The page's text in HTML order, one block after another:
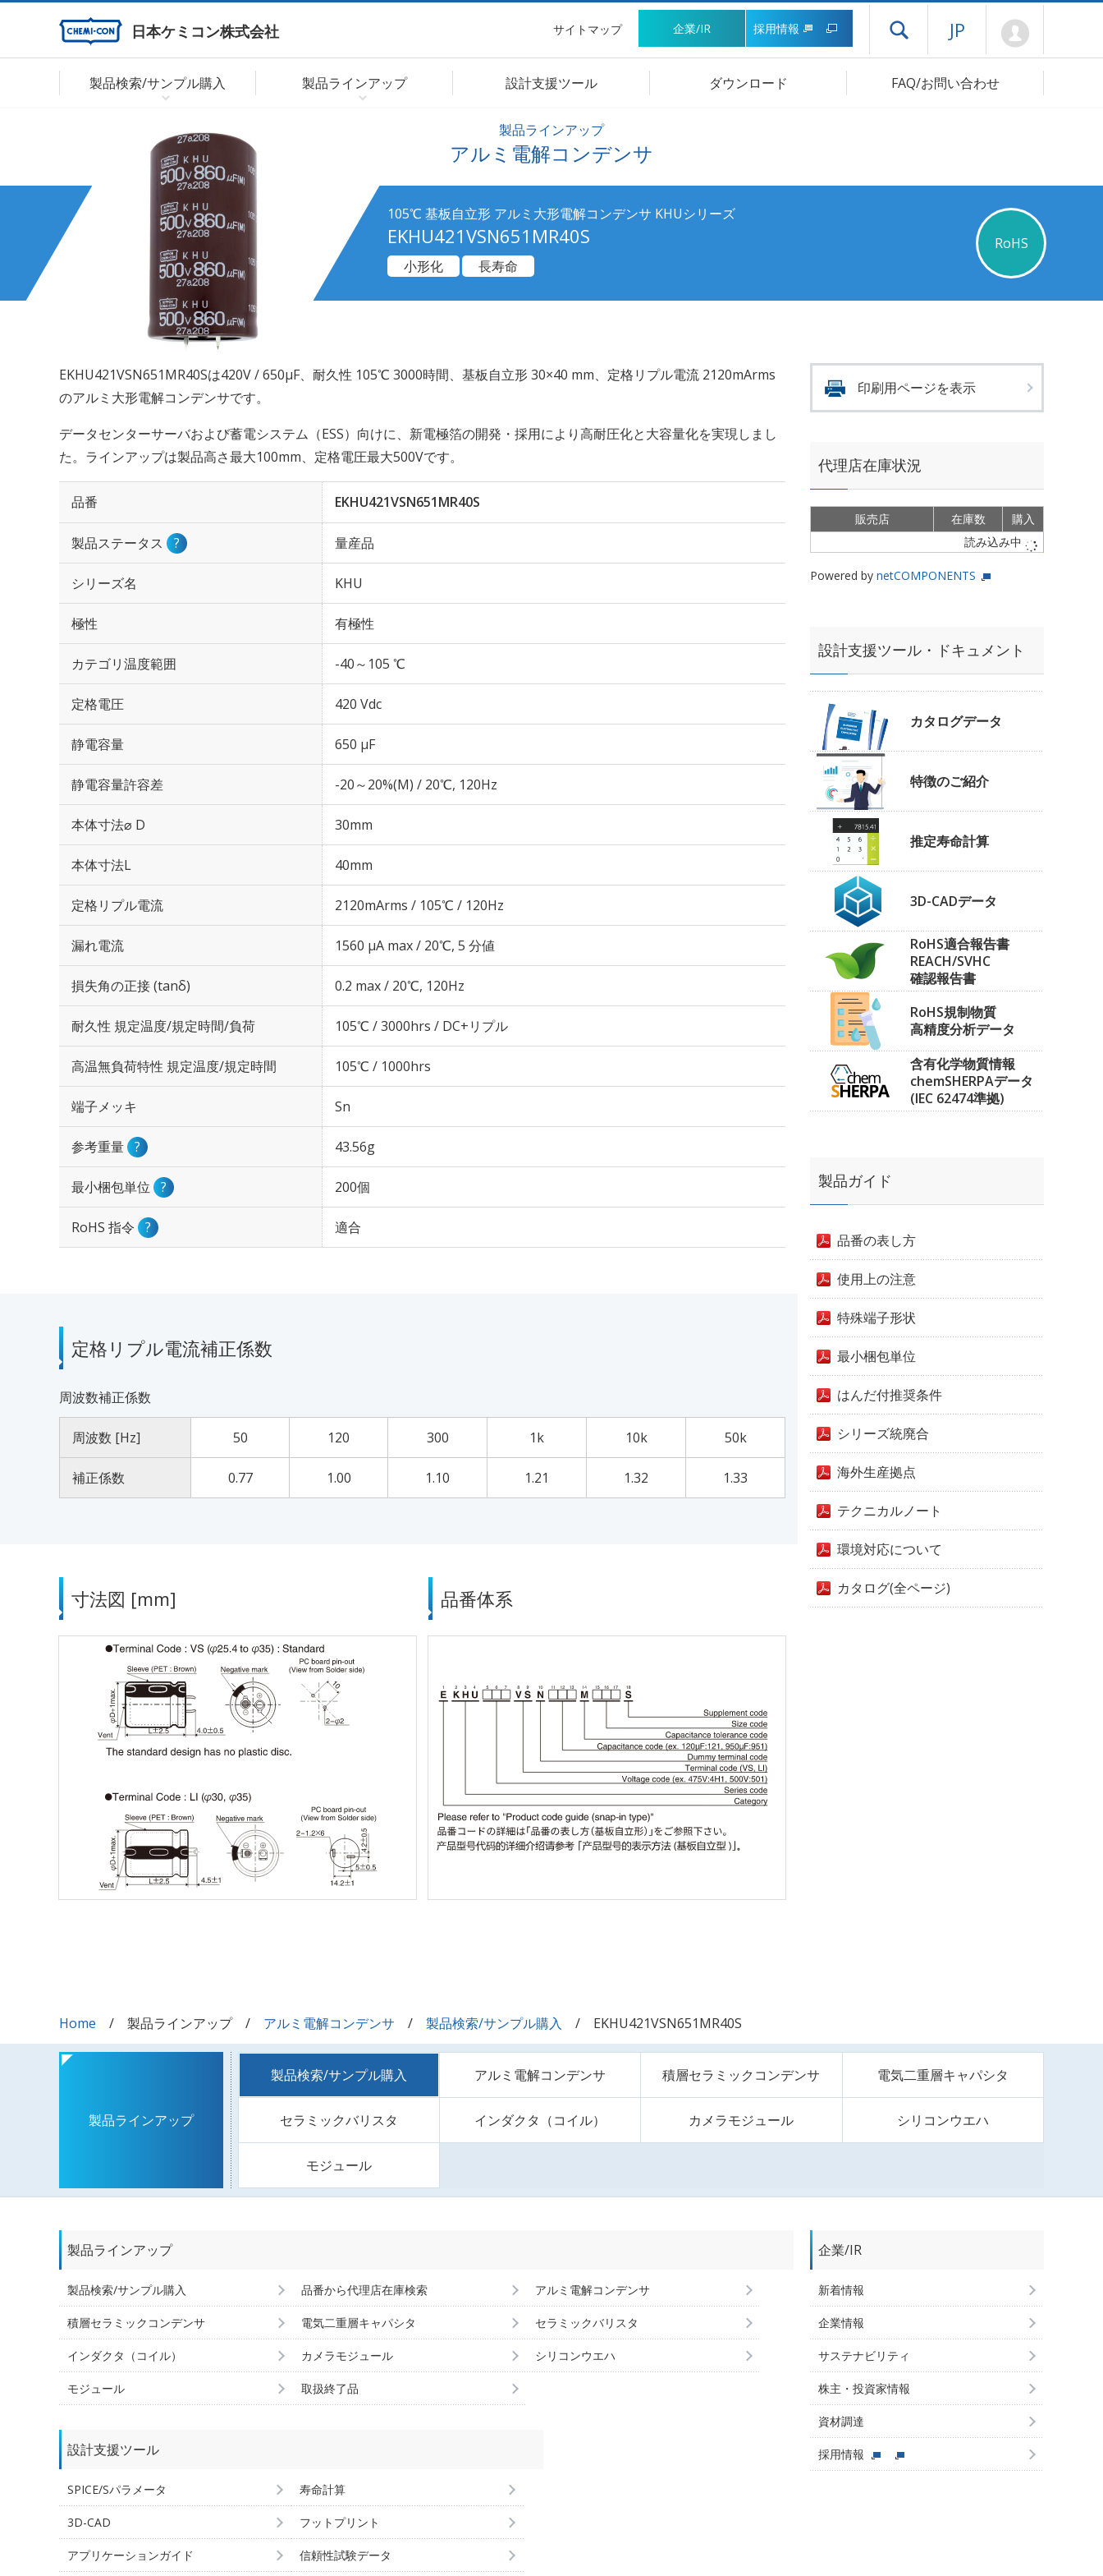
日本ケミコン株式会社 サイトマップ 企業/IR 採用情報 ドロワーメニューを開く
JP
製品検索/サンプル購入 製品ラインアップ 設計支援ツール ダウンロード FAQ/お問い合わせ
製品ラインアップ
アルミ電解コンデンサ
105℃ 基板自立形 アルミ大形電解コンデンサ KHUシリーズ
EKHU421VSN651MR40S
RoHS
小形化
長寿命
EKHU421VSN651MR40Sは420V / 650µF、耐久性 105℃ 3000時間、基板自立形 30×40 mm、定格リプル電流 2120mArms
のアルミ大形電解コンデンサです。
データセンターサーバおよび蓄電システム（ESS）向けに、新電極箔の開発・採用により高耐圧化と大容量化を実現しまし
た。ラインアップは製品高さ最大100mm、定格電圧最大500Vです。
品番 EKHU421VSN651MR40S
製品ステータス ? 量産品
シリーズ名 KHU
極性 有極性
カテゴリ温度範囲 -40～105 ℃
定格電圧 420 Vdc
静電容量 650 µF
静電容量許容差 -20～20%(M) / 20℃, 120Hz
本体寸法⌀ D 30mm
本体寸法L 40mm
定格リプル電流 2120mArms / 105℃ / 120Hz
漏れ電流 1560 μA max / 20℃, 5 分値
損失角の正接 (tanδ) 0.2 max / 20℃, 120Hz
耐久性 規定温度/規定時間/負荷 105℃ / 3000hrs / DC+リプル
高温無負荷特性 規定温度/規定時間 105℃ / 1000hrs
端子メッキ Sn
参考重量 ? 43.56g
最小梱包単位 ? 200個
RoHS 指令 ? 適合
定格リプル電流補正係数
周波数補正係数
周波数 [Hz] 50 120 300 1k 10k 50k
補正係数 0.77 1.00 1.10 1.21 1.32 1.33
寸法図 [mm] 品番体系
印刷用ページを表示
代理店在庫状況
販売店 在庫数
購入
読み込み中
Powered by netCOMPONENTS
設計支援ツール・ドキュメント
カタログデータ
特徴のご紹介
推定寿命計算
3D-CADデータ
RoHS適合報告書
REACH/SVHC
確認報告書
RoHS規制物質
高精度分析データ
含有化学物質情報
chemSHERPAデータ
(IEC 62474準拠)
製品ガイド
品番の表し方
使用上の注意
特殊端子形状
最小梱包単位
はんだ付推奨条件
シリーズ統廃合
海外生産拠点
テクニカルノート
環境対応について
カタログ(全ページ)
Home 製品ラインアップ アルミ電解コンデンサ 製品検索/サンプル購入 EKHU421VSN651MR40S
製品ラインアップ
製品検索/サンプル購入 アルミ電解コンデンサ 積層セラミックコンデンサ 電気二重層キャパシタ
セラミックバリスタ インダクタ（コイル） カメラモジュール シリコンウエハ
モジュール
製品ラインアップ
製品検索/サンプル購入 品番から代理店在庫検索 アルミ電解コンデンサ
積層セラミックコンデンサ 電気二重層キャパシタ セラミックバリスタ
インダクタ（コイル） カメラモジュール シリコンウエハ
モジュール 取扱終了品
設計支援ツール
SPICE/Sパラメータ 寿命計算
3D-CAD フットプリント
アプリケーションガイド 信頼性試験データ
企業/IR
新着情報
企業情報
サステナビリティ
株主・投資家情報
資材調達
採用情報